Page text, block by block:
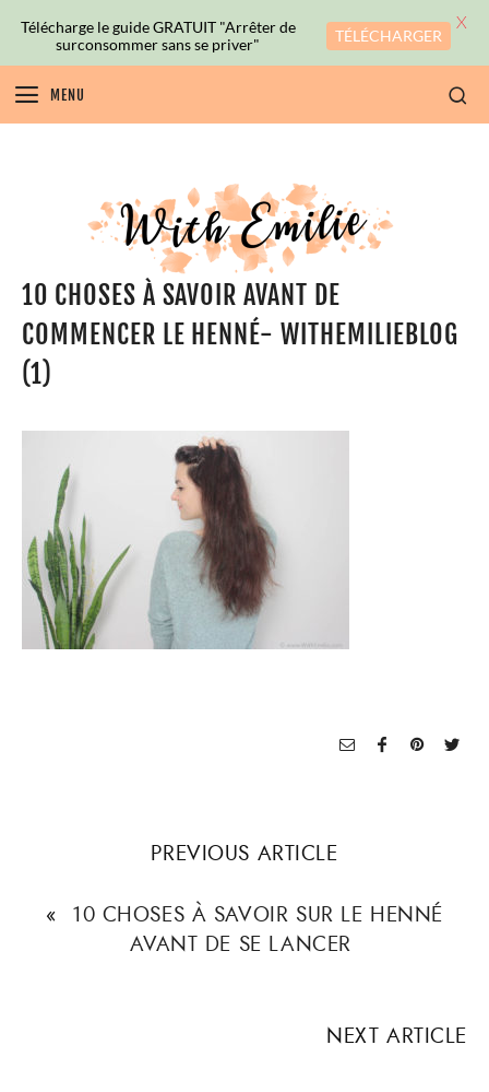
MENU
10 CHOSES À SAVOIR AVANT DE
COMMENCER LE HENNÉ- WITHEMILIEBLOG
(1)
PREVIOUS ARTICLE
« 10 CHOSES À SAVOIR SUR LE HENNÉ
AVANT DE SE LANCER
NEXT ARTICLE
Télécharge le guide GRATUIT "Arrêter de
surconsommer sans se priver"
TÉLÉCHARGER
X